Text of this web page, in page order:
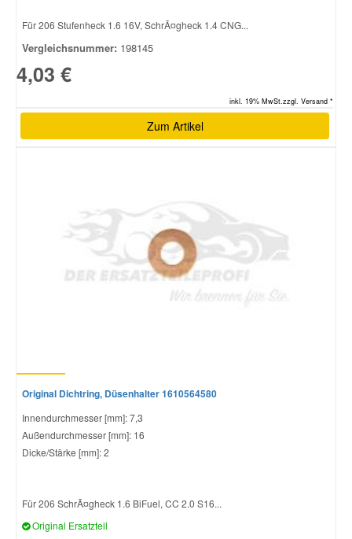
Für 206 Stufenheck 1.6 16V, SchrÃ¤gheck 1.4 CNG...
Vergleichsnummer: 198145
4,03 €
inkl. 19% MwSt.zzgl. Versand *
Zum Artikel
Original Dichtring, Düsenhalter 1610564580
Innendurchmesser [mm]: 7,3
Außendurchmesser [mm]: 16
Dicke/Stärke [mm]: 2
Für 206 SchrÃ¤gheck 1.6 BiFuel, CC 2.0 S16...
Original Ersatzteil